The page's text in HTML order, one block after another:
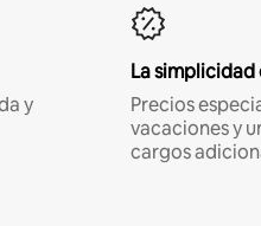
y
La simplicidad
Precios
vacaciones y
cargos